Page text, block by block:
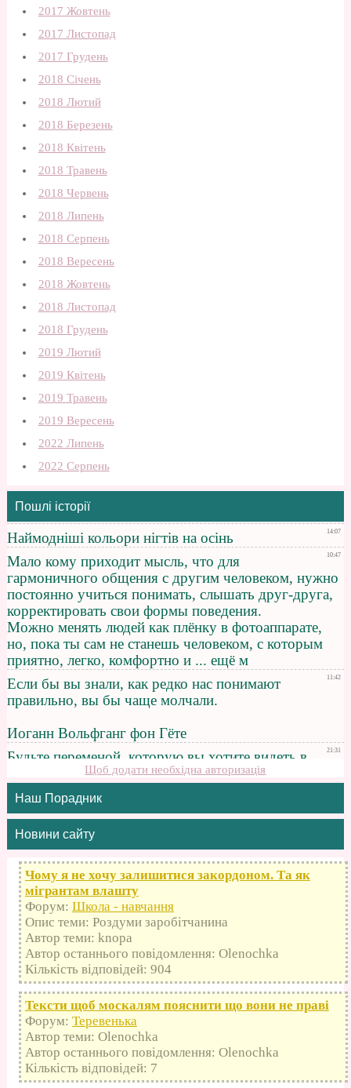
2017 Жовтень
2017 Листопад
2017 Грудень
2018 Січень
2018 Лютий
2018 Березень
2018 Квітень
2018 Травень
2018 Червень
2018 Липень
2018 Серпень
2018 Вересень
2018 Жовтень
2018 Листопад
2018 Грудень
2019 Лютий
2019 Квітень
2019 Травень
2019 Вересень
2022 Липень
2022 Серпень
Пошлі історії
Щоб додати необхідна авторизація
Наш Порадник
Новини сайту
Чому я не хочу залишитися закордоном. Та як
мігрантам влашту
Форум: Школа - навчання
Опис теми: Роздуми заробітчанина
Автор теми: knopa
Автор останнього повідомлення: Olenochka
Кількість відповідей: 904
Тексти щоб москалям пояснити що вони не праві
Форум: Теревенька
Автор теми: Olenochka
Автор останнього повідомлення: Olenochka
Кількість відповідей: 7